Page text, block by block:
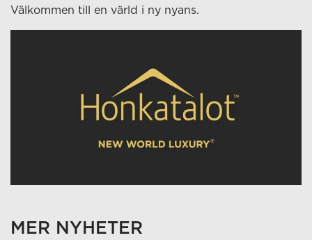
Välkommen till en värld i ny nyans.
MER NYHETER